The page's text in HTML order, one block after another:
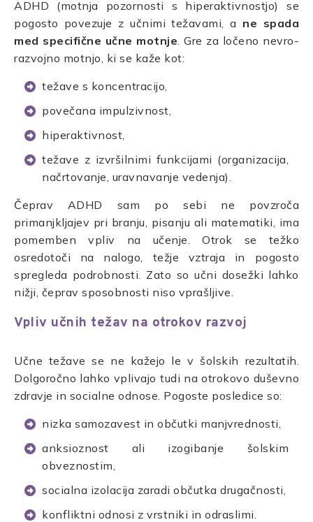
ADHD (motnja pozornosti s hiperaktivnostjo) se
pogosto povezuje z učnimi težavami, a ne spada
med specifične učne motnje. Gre za ločeno nevro-
razvojno motnjo, ki se kaže kot:
težave s koncentracijo,
povečana impulzivnost,
hiperaktivnost,
težave z izvršilnimi funkcijami (organizacija,
načrtovanje, uravnavanje vedenja).
Čeprav ADHD sam po sebi ne povzroča
primanjkljajev pri branju, pisanju ali matematiki, ima
pomemben vpliv na učenje. Otrok se težko
osredotoči na nalogo, težje vztraja in pogosto
spregleda podrobnosti. Zato so učni dosežki lahko
nižji, čeprav sposobnosti niso vprašljive.
Vpliv učnih težav na otrokov razvoj
Učne težave se ne kažejo le v šolskih rezultatih.
Dolgoročno lahko vplivajo tudi na otrokovo duševno
zdravje in socialne odnose. Pogoste posledice so:
nizka samozavest in občutki manjvrednosti,
anksioznost ali izogibanje šolskim
obveznostim,
socialna izolacija zaradi občutka drugačnosti,
konfliktni odnosi z vrstniki in odraslimi.